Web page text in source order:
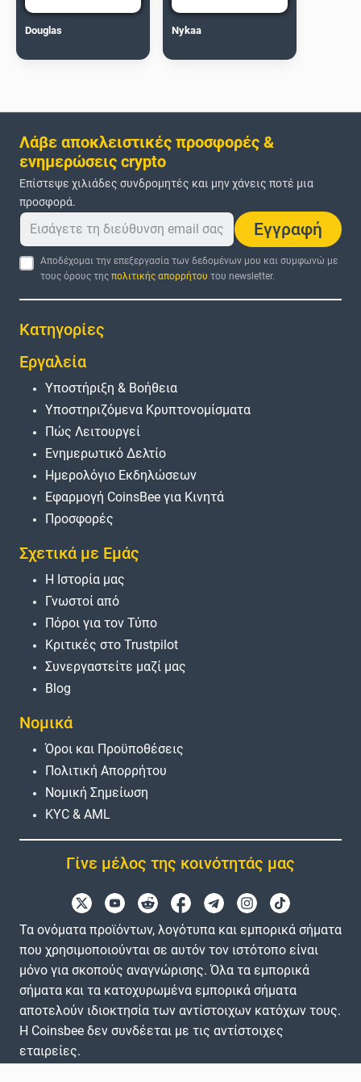
Douglas Nykaa
Λάβε αποκλειστικές προσφορές &
ενημερώσεις crypto
Επίστεψε χιλιάδες συνδρομητές και μην χάνεις ποτέ μια
προσφορά.
Εγγραφή
Αποδέχομαι την επεξεργασία των δεδομένων μου και συμφωνώ με
τους όρους τηςπολιτικής απορρήτου του newsletter.
Κατηγορίες
Εργαλεία
Υποστήριξη & Βοήθεια
Υποστηριζόμενα Κρυπτονομίσματα
Πώς Λειτουργεί
Ενημερωτικό Δελτίο
Ημερολόγιο Εκδηλώσεων
Εφαρμογή CoinsBee για Κινητά
Προσφορές
Σχετικά με Εμάς
Η Ιστορία μας
Γνωστοί από
Πόροι για τον Τύπο
Κριτικές στο Trustpilot
Συνεργαστείτε μαζί μας
Blog
Νομικά
Όροι και Προϋποθέσεις
Πολιτική Απορρήτου
Νομική Σημείωση
KYC & AML
Γίνε μέλος της κοινότητάς μας
Τα ονόματα προϊόντων, λογότυπα και εμπορικά σήματα
που χρησιμοποιούνται σε αυτόν τον ιστότοπο είναι
μόνο για σκοπούς αναγνώρισης. Όλα τα εμπορικά
σήματα και τα κατοχυρωμένα εμπορικά σήματα
αποτελούν ιδιοκτησία των αντίστοιχων κατόχων τους.
Η Coinsbee δεν συνδέεται με τις αντίστοιχες
εταιρείες.